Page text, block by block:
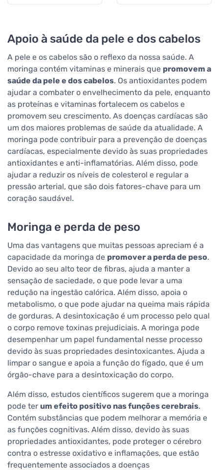
Apoio à saúde da pele e dos cabelos
A pele e os cabelos são o reflexo da nossa saúde. A
moringa contém vitaminas e minerais que promovem a
saúde da pele e dos cabelos. Os antioxidantes podem
ajudar a combater o envelhecimento da pele, enquanto
as proteínas e vitaminas fortalecem os cabelos e
promovem seu crescimento. As doenças cardíacas são
um dos maiores problemas de saúde da atualidade. A
moringa pode contribuir para a prevenção de doenças
cardíacas, especialmente devido às suas propriedades
antioxidantes e anti-inflamatórias. Além disso, pode
ajudar a reduzir os níveis de colesterol e regular a
pressão arterial, que são dois fatores-chave para um
coração saudável.
Moringa e perda de peso
Uma das vantagens que muitas pessoas apreciam é a
capacidade da moringa de promover a perda de peso.
Devido ao seu alto teor de fibras, ajuda a manter a
sensação de saciedade, o que pode levar a uma
redução na ingestão calórica. Além disso, apoia o
metabolismo, o que pode ajudar na queima mais rápida
de gorduras. A desintoxicação é um processo pelo qual
o corpo remove toxinas prejudiciais. A moringa pode
desempenhar um papel fundamental nesse processo
devido às suas propriedades desintoxicantes. Ajuda a
limpar o sangue e apoia a função do fígado, que é um
órgão-chave para a desintoxicação do corpo.
Além disso, estudos científicos sugerem que a moringa
pode ter um efeito positivo nas funções cerebrais.
Contém substâncias que podem melhorar a memória e
as funções cognitivas. Além disso, devido às suas
propriedades antioxidantes, pode proteger o cérebro
contra o estresse oxidativo e inflamações, que estão
frequentemente associados a doenças